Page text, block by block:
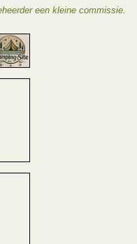
een kleine commissie.